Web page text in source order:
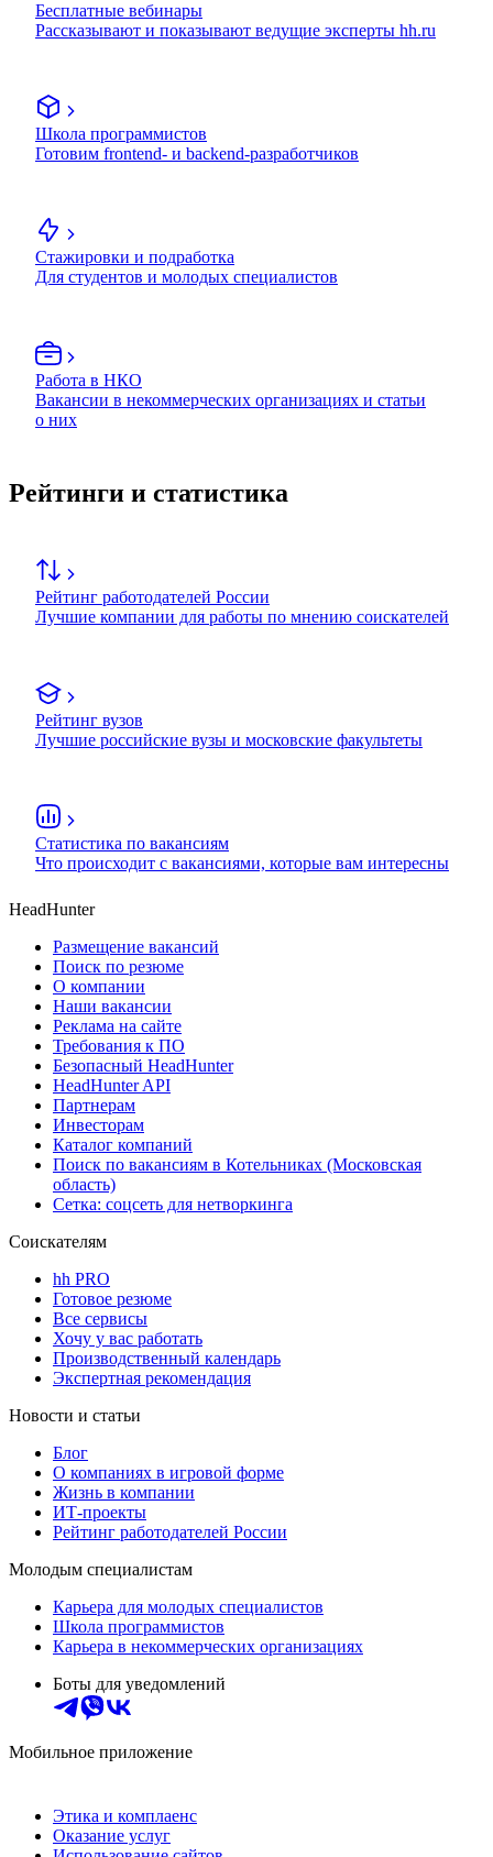
Бесплатные вебинары
Рассказывают и показывают ведущие эксперты hh.ru
Школа программистов
Готовим frontend- и backend-разработчиков
Стажировки и подработка
Для студентов и молодых специалистов
Работа в НКО
Вакансии в некоммерческих организациях и статьи
о них
Рейтинги и статистика
Рейтинг работодателей России
Лучшие компании для работы по мнению соискателей
Рейтинг вузов
Лучшие российские вузы и московские факультеты
Статистика по вакансиям
Что происходит с вакансиями, которые вам интересны
HeadHunter
Размещение вакансий
Поиск по резюме
О компании
Наши вакансии
Реклама на сайте
Требования к ПО
Безопасный HeadHunter
HeadHunter API
Партнерам
Инвесторам
Каталог компаний
Поиск по вакансиям в Котельниках (Московская
область)
Сетка: соцсеть для нетворкинга
Соискателям
hh PRO
Готовое резюме
Все сервисы
Хочу у вас работать
Производственный календарь
Экспертная рекомендация
Новости и статьи
Блог
О компаниях в игровой форме
Жизнь в компании
ИТ-проекты
Рейтинг работодателей России
Молодым специалистам
Карьера для молодых специалистов
Школа программистов
Карьера в некоммерческих организациях
Боты для уведомлений
Мобильное приложение
Этика и комплаенс
Оказание услуг